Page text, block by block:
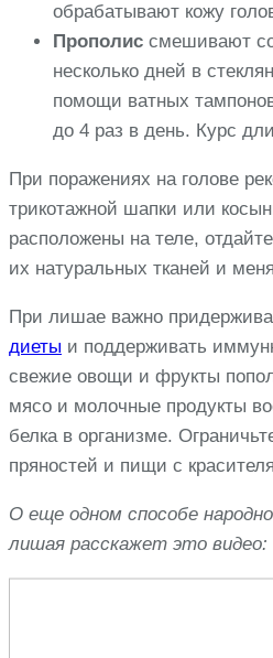
обрабатывают кожу
Прополис смешивают
несколько дней в
помощи ватных
до 4 раз в день. Курс
При поражениях на голове
трикотажной шапки или
расположены на теле,
их натуральных тканей и
При лишае важно
диеты и поддерживать
свежие овощи и фрукты
мясо и молочные продукты
белка в организме.
пряностей и пищи с
О еще одном способе
лишая расскажет это видео: